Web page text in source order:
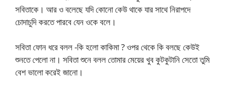
সবিতাকে। আর ও বলেছে যদি কোনো কেউ থাকে যার সাথে নিরাপদে
চোদাচুদি করতে পারবে যেন ওকে বলে।
সবিতা ফোন ধরে বলল -কি হলো কাকিমা ? ওপর থেকে কি বলছে কেউই
শুনতে পেলো না। সবিতা শুনে বলল তোমার মেয়ের খুব কুটকুটানি সেতো তুমি
বেশ ভালো করেই জানো।